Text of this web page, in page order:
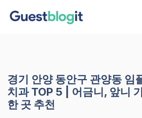
경기 안양 동안구 관양동 임
치과 TOP 5 | 어금니, 앞니
한 곳 추천